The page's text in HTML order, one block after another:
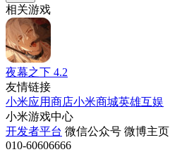
相关游戏
夜幕之下 4.2
友情链接
小米应用商店小米商城英雄互娱
小米游戏中心
开发者平台 微信公众号 微博主页
010-60606666